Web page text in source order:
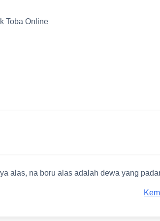
Toba Online
alas, na boru alas adalah dewa yang